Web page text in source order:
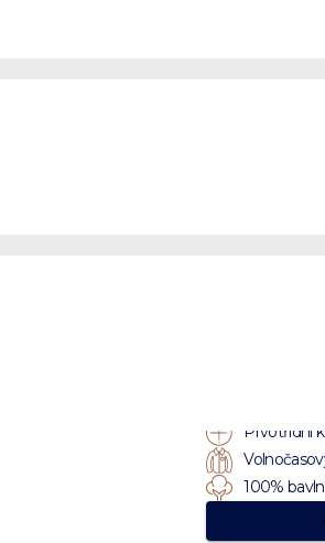
Prvotřídní
100%